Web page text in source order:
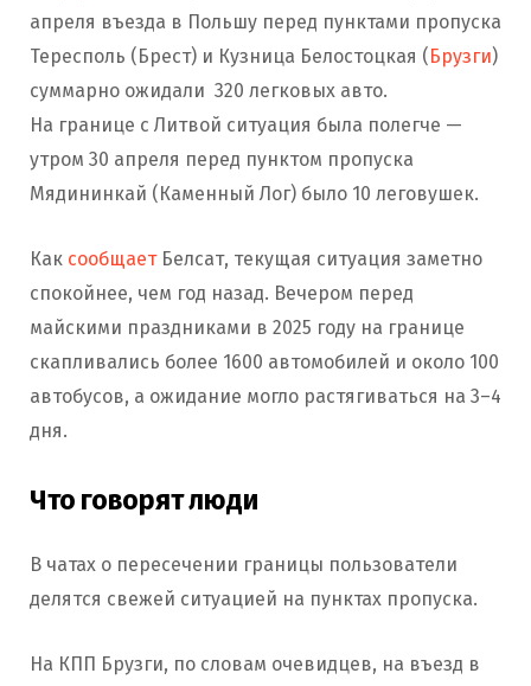
апреля въезда в Польшу перед пунктами пропуска
Тересполь (Брест) и Кузница Белостоцкая (Брузги)
суммарно ожидали 320 легковых авто.
На границе с Литвой ситуация была полегче —
утром 30 апреля перед пунктом пропуска
Мядининкай (Каменный Лог) было 10 леговушек.
Как сообщаетБелсат, текущая ситуация заметно
спокойнее, чем год назад. Вечером перед
майскими праздниками в 2025 году на границе
скапливались более 1600 автомобилей и около 100
автобусов, а ожидание могло растягиваться на 3–4
дня.
Что говорят люди
В чатах о пересечении границы пользователи
делятся свежей ситуацией на пунктах пропуска.
На КПП Брузги, по словам очевидцев, на въезд в